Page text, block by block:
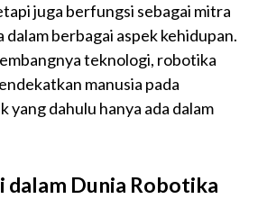
juga berfungsi sebagai mitra
berbagai aspek kehidupan.
teknologi, robotika
manusia pada
dahulu hanya ada dalam
dalam Dunia Robotika